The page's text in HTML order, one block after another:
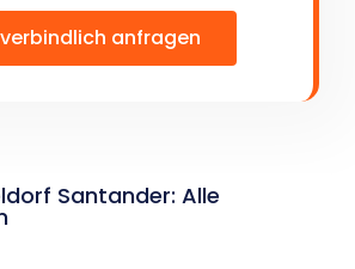
anfragen
Santander: Alle